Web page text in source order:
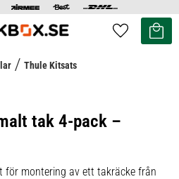
Favoriter
Kundvagn
Thule Kitsats
tak 4-pack –
för montering av ett takräcke från